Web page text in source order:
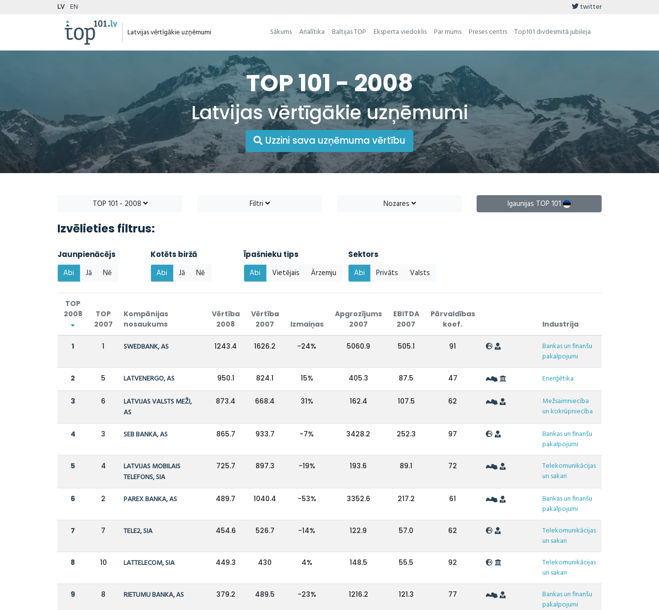
LV EN twitter
Latvijas vērtīgākie uzņēmumi Sākums Analītika Baltijas TOP Eksperta viedoklis Par mums Preses centrs Top101 divdesmitā jubileja
TOP 101 - 2008
Latvijas vērtīgākie uzņēmumi
Uzzini sava uzņēmuma vērtību
TOP 101 - 2008 Filtri Nozares Igaunijas TOP 101
Izvēlieties filtrus:
Jaunpienācējs
Abi Jā Nē
Kotēts biržā
Abi Jā Nē
Īpašnieku tips
Abi Vietējais Ārzemju
Sektors
Abi Privāts Valsts
TOP
2008
TOP
2007
Kompānijas
nosaukums
Vērtība
2008
Vērtība
2007
Izmaiņas
Apgrozījums
2007
EBITDA
2007
Pārvaldības
koef.
Industrija
1 1 SWEDBANK, AS 1243.4 1626.2 -24% 5060.9 505.1 91
Bankas un finanšu
pakalpojumi
2 5 LATVENERGO, AS 950.1 824.1 15% 405.3 87.5 47 Enerģētika
3 6
LATVIJAS VALSTS MEŽI,
AS
873.4 668.4 31% 162.4 107.5 62
Mežsaimniecība
un kokrūpniecība
4 3 SEB BANKA, AS 865.7 933.7 -7% 3428.2 252.3 97
Bankas un finanšu
pakalpojumi
5 4
LATVIJAS MOBILAIS
TELEFONS, SIA
725.7 897.3 -19% 193.6 89.1 72
Telekomunikācijas
un sakari
6 2 PAREX BANKA, AS 489.7 1040.4 -53% 3352.6 217.2 61
Bankas un finanšu
pakalpojumi
7 7 TELE2, SIA 454.6 526.7 -14% 122.9 57.0 62
Telekomunikācijas
un sakari
8 10 LATTELECOM, SIA 449.3 430 4% 148.5 55.5 92
Telekomunikācijas
un sakari
9 8 RIETUMU BANKA, AS 379.2 489.5 -23% 1216.2 121.3 77
Bankas un finanšu
pakalpojumi